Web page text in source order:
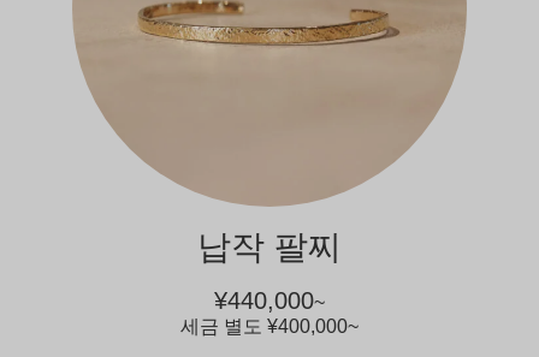
납작 팔찌
¥440,000~
세금 별도 ¥400,000~